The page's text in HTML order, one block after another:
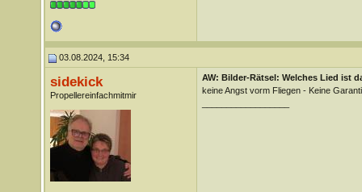
03.08.2024, 15:34
sidekick
Propellereinfachmitmir
AW: Bilder-Rätsel: Welches Lied ist
keine Angst vorm Fliegen - Keine